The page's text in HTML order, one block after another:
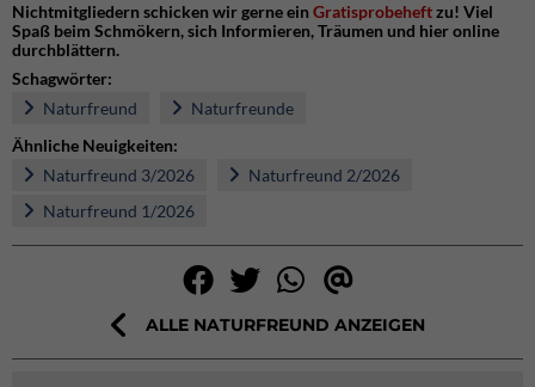
Nichtmitgliedern schicken wir gerne ein Gratisprobeheftzu! Viel
Spaß beim Schmökern, sich Informieren, Träumen und hier online
durchblättern.
Schagwörter:
Naturfreund
Naturfreunde
Ähnliche Neuigkeiten:
Naturfreund 3/2026
Naturfreund 2/2026
Naturfreund 1/2026
ALLE NATURFREUND ANZEIGEN